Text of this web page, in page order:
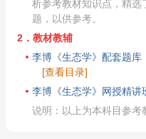
析参考教材知识点，精
题，以供参考。
2．教材教辅
李博《生态学》配套题库
[查看目录]
李博《生态学》网授精讲
说明：以上为本科目参考